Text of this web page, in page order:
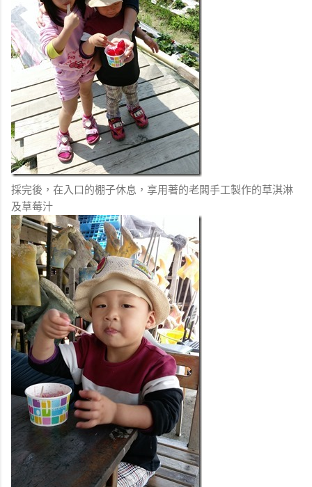
採完後，在入口的棚子休息，享用著的老闆手工製作的草淇淋
及草莓汁